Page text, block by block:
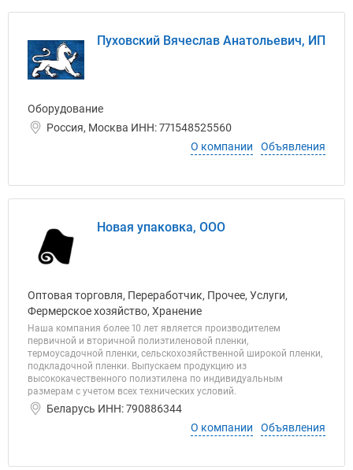
Пуховский Вячеслав Анатольевич, ИП
Оборудование
Россия, Москва ИНН: 771548525560
О компании
Объявления
Новая упаковка, ООО
Оптовая торговля, Переработчик, Прочее, Услуги,
Фермерское хозяйство, Хранение
Наша компания более 10 лет является производителем
первичной и вторичной полиэтиленовой пленки,
термоусадочной пленки, сельскохозяйственной широкой пленки,
подкладочной пленки. Выпускаем продукцию из
высококачественного полиэтилена по индивидуальным
размерам с учетом всех технических условий.
Беларусь ИНН: 790886344
О компании
Объявления